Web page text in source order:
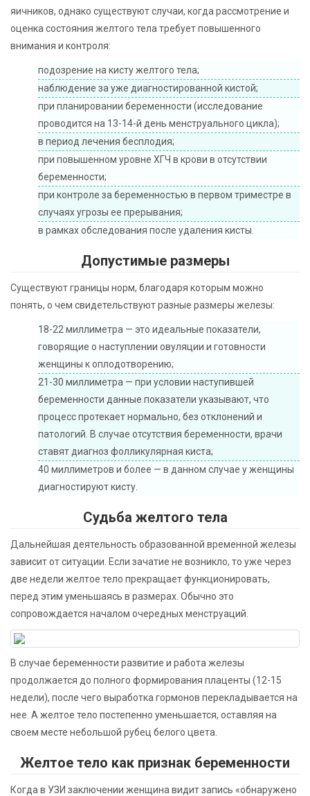
яичников, однако существуют случаи, когда рассмотрение и
оценка состояния желтого тела требует повышенного
внимания и контроля:
подозрение на кисту желтого тела;
наблюдение за уже диагностированной кистой;
при планировании беременности (исследование
проводится на 13-14-й день менструального цикла);
в период лечения бесплодия;
при повышенном уровне ХГЧ в крови в отсутствии
беременности;
при контроле за беременностью в первом триместре в
случаях угрозы ее прерывания;
в рамках обследования после удаления кисты.
Допустимые размеры
Существуют границы норм, благодаря которым можно
понять, о чем свидетельствуют разные размеры железы:
18-22 миллиметра — это идеальные показатели,
говорящие о наступлении овуляции и готовности
женщины к оплодотворению;
21-30 миллиметра — при условии наступившей
беременности данные показатели указывают, что
процесс протекает нормально, без отклонений и
патологий. В случае отсутствия беременности, врачи
ставят диагноз фолликулярная киста;
40 миллиметров и более — в данном случае у женщины
диагностируют кисту.
Судьба желтого тела
Дальнейшая деятельность образованной временной железы
зависит от ситуации. Если зачатие не возникло, то уже через
две недели желтое тело прекращает функционировать,
перед этим уменьшаясь в размерах. Обычно это
сопровождается началом очередных менструаций.
В случае беременности развитие и работа железы
продолжается до полного формирования плаценты (12-15
недели), после чего выработка гормонов перекладывается на
нее. А желтое тело постепенно уменьшается, оставляя на
своем месте небольшой рубец белого цвета.
Желтое тело как признак беременности
Когда в УЗИ заключении женщина видит запись «обнаружено